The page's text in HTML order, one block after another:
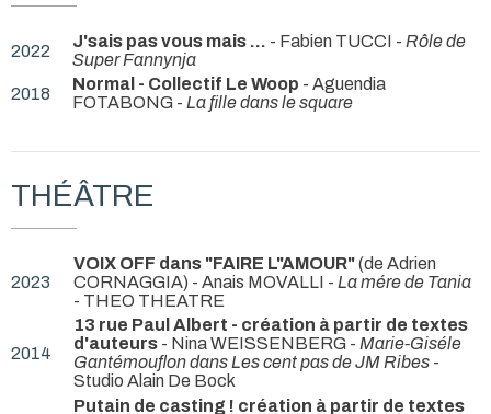
2022 J'sais pas vous mais ... - Fabien TUCCI - Rôle de
Super Fannynja
2018
Normal - Collectif Le Woop - Aguendia
FOTABONG - La fille dans le square
THÉÂTRE
2023
VOIX OFF dans "FAIRE L"AMOUR"(de Adrien
CORNAGGIA) - Anais MOVALLI - La mére de Tania
- THEO THEATRE
2014
13 rue Paul Albert - création à partir de textes
d'auteurs - Nina WEISSENBERG - Marie-Giséle
Gantémouflon dans Les cent pas de JM Ribes -
Studio Alain De Bock
Putain de casting ! création à partir de textes